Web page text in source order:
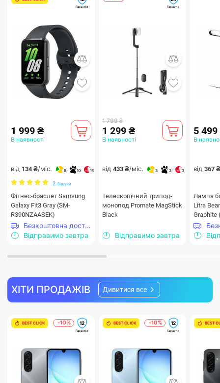
Гарантія
1 999 ₴
В наявності
від 134 ₴/міс. 8 10 15
2 Відгуки
Фiтнес-браслет Samsung
Galaxy Fit3 Gray (SM-
R390NZAASEK)
Безкоштовна доставка
Відправимо завтра
Гарантія
1 799 ₴
1 299 ₴
В наявності
від 433 ₴/міс. 3 3 3
Телескопічний трипод-
монопод Promate MagStick
Black
Відправимо завтра
5
В
від 367 ₴
Лампа
Litra
Graphite
ХІТИ ПРОДАЖІВ Дивитися все
BEST CLICK -10% 12
Гарантія
BEST CLICK -10% 12
Гарантія
BEST